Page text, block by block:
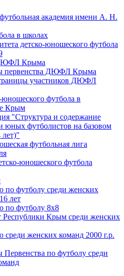
академия имени А. Н.
в школах
детско-юношеского футбола
Крыма
первенства ДЮФЛ Крыма
участников ДЮФЛ
юношеского футбола в
Крым
"Структура и содержание
юных футболистов на базовом
лет)"
футбольная лига
юношеского футбола
по футболу среди женских
лет
по футболу 8х8
Республики Крым среди женских
среди женских команд 2000 г.р.
Первенства по футболу среди